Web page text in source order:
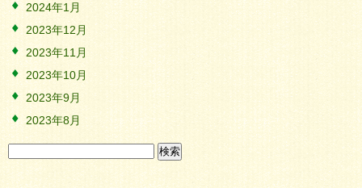
2024年1月
2023年12月
2023年11月
2023年10月
2023年9月
2023年8月
索: